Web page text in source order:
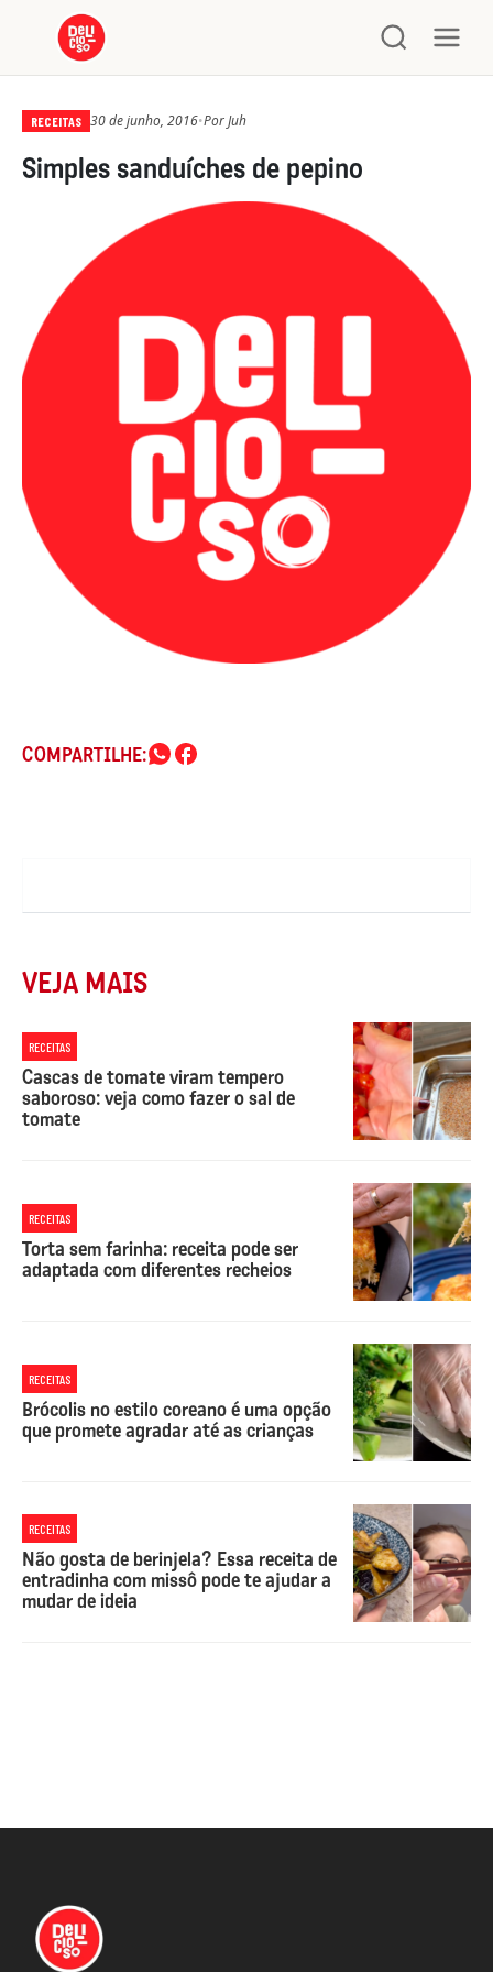
RECEITAS 30 de junho, 2016•PorJuh
Simples sanduíches de pepino
COMPARTILHE:
VEJA MAIS
RECEITAS
Cascas de tomate viram tempero
saboroso: veja como fazer o sal de
tomate
RECEITAS
Torta sem farinha: receita pode ser
adaptada com diferentes recheios
RECEITAS
Brócolis no estilo coreano é uma opção
que promete agradar até as crianças
RECEITAS
Não gosta de berinjela? Essa receita de
entradinha com missô pode te ajudar a
mudar de ideia